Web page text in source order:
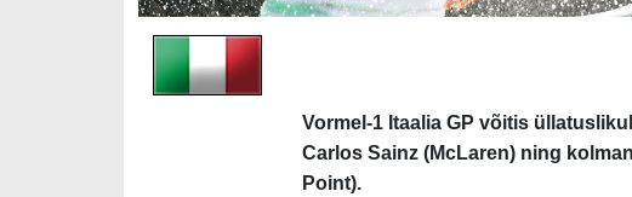
Vormel-1 Itaalia GP võitis
Carlos Sainz (McLaren) ning
Point).